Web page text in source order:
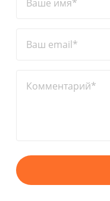
Ваше имя*
Ваш email*
Комментарий*